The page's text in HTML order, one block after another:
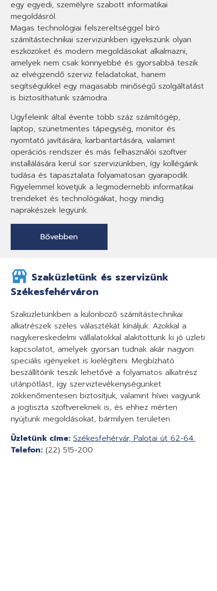
egy egyedi, személyre szabott informatikai
megoldásról.
Magas technológiai felszereltséggel bíró
számítástechnikai szervizünkben igyekszünk olyan
eszközöket és modern megoldásokat alkalmazni,
amelyek nem csak könnyebbé és gyorsabbá teszik
az elvégzendő szerviz feladatokat, hanem
segítségükkel egy magasabb minőségű szolgáltatást
is biztosíthatunk számodra.
Ügyfeleink által évente több száz számítógép,
laptop, szünetmentes tápegység, monitor és
nyomtató javítására, karbantartására, valamint
operációs rendszer és más felhasználói szoftver
installálására kerül sor szervizünkben, így kollégáink
tudása és tapasztalata folyamatosan gyarapodik.
Figyelemmel követjük a legmodernebb informatikai
trendeket és technológiákat, hogy mindig
naprakészek legyünk.
Bővebben
Szaküzletünk és szervizünk
Székesfehérváron
Szaküzletünkben a különböző számítástechnikai
alkatrészek széles választékát kínáljuk. Azokkal a
nagykereskedelmi vállalatokkal alakítottunk ki jó üzleti
kapcsolatot, amelyek gyorsan tudnak akár nagyon
speciális igényeket is kielégíteni. Megbízható
beszállítóink teszik lehetővé a folyamatos alkatrész
utánpótlást, így szerviztevékenységünket
zökkenőmentesen biztosítjuk, valamint hívei vagyunk
a jogtiszta szoftvereknek is, és ehhez mérten
nyújtunk megoldásokat, bármilyen területen.
Üzletünk címe: Székesfehérvár, Palotai út 62-64.
Telefon: (22) 515-200